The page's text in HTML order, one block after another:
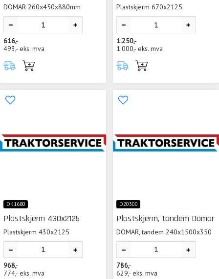
DOMAR 260x450x880mm
616,-
493,- eks. mva
Plastskjerm 670x2125
1.250,-
1.000,- eks. mva
DK1680
Plastskjerm 430x2125
Plastskjerm 430x2125
968,-
774,- eks. mva
D20300
Plastskjerm, tandem Domar
DOMAR, tandem 240x1500x350
786,-
629,- eks. mva